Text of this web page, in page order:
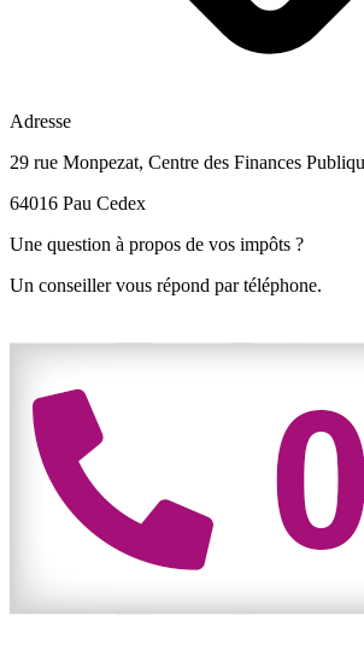
Adresse
29 rue Monpezat, Centre des Finances
64016 Pau Cedex
Une question à propos de vos impôts ?
Un conseiller vous répond par téléphone.